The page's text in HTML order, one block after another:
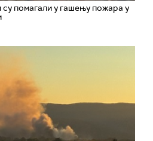
су помагали у гашењу пожара у